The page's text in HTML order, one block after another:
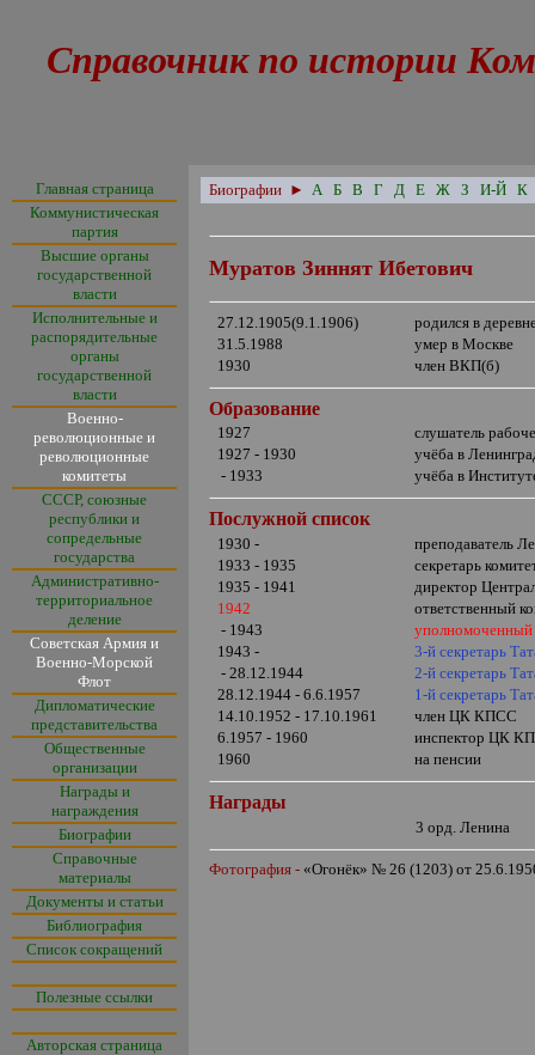
Справочник по истории
Главная страница
Коммунистическая
партия
Высшие органы
государственной
власти
Исполнительные и
распорядительные
органы
государственной
власти
Военно-
революционные и
революционные
комитеты
СССР, союзные
республики и
сопредельные
государства
Административно-
территориальное
деление
Советская Армия и
Военно-Морской
Флот
Дипломатические
представительства
Общественные
организации
Награды и
награждения
Биографии
Справочные
материалы
Документы и статьи
Библиография
Список сокращений
Полезные ссылки
Авторская страница
Биографии ► А Б В Г Д Е Ж З И-Й К
Муратов Зиннят Ибетович
27.12.1905(9.1.1906)
родился в
31.5.1988
умер в Москве
1930
член ВКП(б)
Образование
1927
слушатель
1927 - 1930
учёба в
- 1933
учёба в
Послужной список
1930 -
преподаватель
1933 - 1935
секретарь
1935 - 1941
директор
1942
ответственный
- 1943
1943 -
3-й секретарь
- 28.12.1944
2-й секретарь
28.12.1944 - 6.6.1957
1-й секретарь
14.10.1952 - 17.10.1961
член ЦК КПСС
6.1957 - 1960
инспектор ЦК
1960
на пенсии
Награды
3 орд. Ленина
Фотография -«Огонёк» № 26 (1203) от